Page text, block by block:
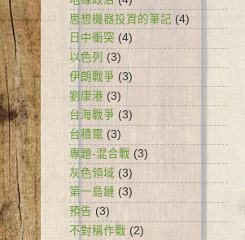
思想機器投資的筆記 (4)
日中衝突 (4)
以色列
(3)
伊朗戰爭 (3)
劉康港 (3)
台海戰爭 (3)
台積電 (3)
專題-混合戰 (3)
灰色領域 (3)
第一島鏈 (3)
預告 (3)
不對稱作戰 (2)